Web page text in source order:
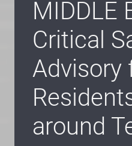
MIDDLE
Critical
Advisory
around